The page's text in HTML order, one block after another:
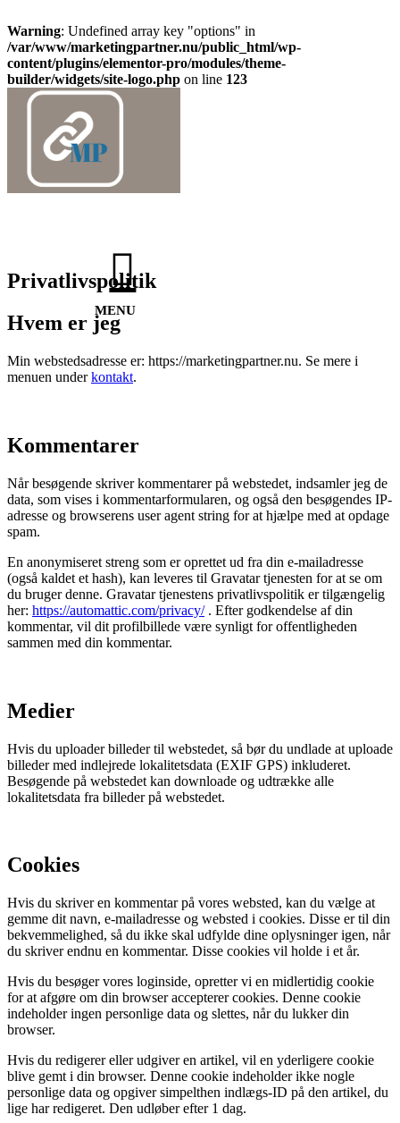
Warning: Undefined array key "options" in
/var/www/marketingpartner.nu/public_html/wp-
content/plugins/elementor-pro/modules/theme-
builder/widgets/site-logo.php on line 123
Skip
MENU
Privatlivspolitik
Hvem er jeg
Min webstedsadresse er: https://marketingpartner.nu. Se mere i
menuen underkontakt.
Kommentarer
Når besøgende skriver kommentarer på webstedet, indsamler jeg de
data, som vises i kommentarformularen, og også den besøgendes IP-
adresse og browserens user agent string for at hjælpe med at opdage
spam.
En anonymiseret streng som er oprettet ud fra din e-mailadresse
(også kaldet et hash), kan leveres til Gravatar tjenesten for at se om
du bruger denne. Gravatar tjenestens privatlivspolitik er tilgængelig
her: https://automattic.com/privacy/. Efter godkendelse af din
kommentar, vil dit profilbillede være synligt for offentligheden
sammen med din kommentar.
Medier
Hvis du uploader billeder til webstedet, så bør du undlade at uploade
billeder med indlejrede lokalitetsdata (EXIF GPS) inkluderet.
Besøgende på webstedet kan downloade og udtrække alle
lokalitetsdata fra billeder på webstedet.
Cookies
Hvis du skriver en kommentar på vores websted, kan du vælge at
gemme dit navn, e-mailadresse og websted i cookies. Disse er til din
bekvemmelighed, så du ikke skal udfylde dine oplysninger igen, når
du skriver endnu en kommentar. Disse cookies vil holde i et år.
Hvis du besøger vores loginside, opretter vi en midlertidig cookie
for at afgøre om din browser accepterer cookies. Denne cookie
indeholder ingen personlige data og slettes, når du lukker din
browser.
Hvis du redigerer eller udgiver en artikel, vil en yderligere cookie
blive gemt i din browser. Denne cookie indeholder ikke nogle
personlige data og opgiver simpelthen indlægs-ID på den artikel, du
lige har redigeret. Den udløber efter 1 dag.